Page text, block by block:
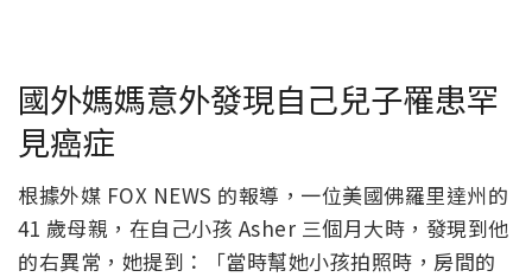
國外媽媽意外發現自己兒子罹患罕
見癌症
根據外媒 FOX NEWS 的報導，一位美國佛羅里達州的
41 歲母親，在自己小孩 Asher 三個月大時，發現到他
的右異常，她提到：「當時幫她小孩拍照時，房間的